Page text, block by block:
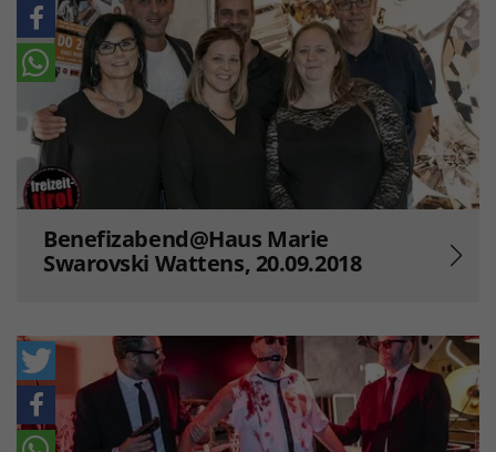
Benefizabend@Haus Marie
Swarovski Wattens, 20.09.2018